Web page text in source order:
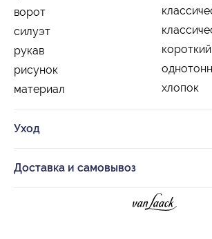
ворот
силуэт
рукав
короткий
рисунок
материал
хлопок
Уход
Доставка и самовывоз